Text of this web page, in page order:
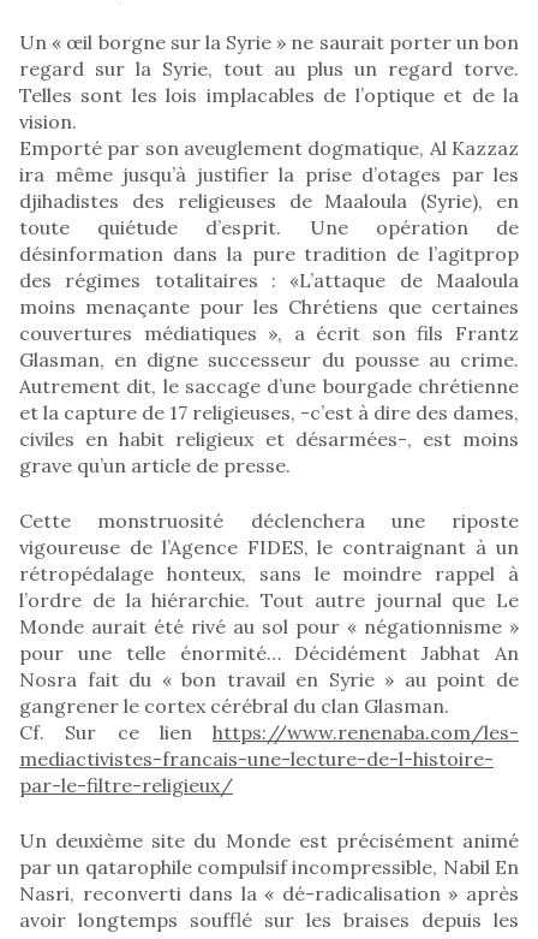
Un « œil borgne sur la Syrie » ne saurait porter un bon
regard sur la Syrie, tout au plus un regard torve.
Telles sont les lois implacables de l’optique et de la
vision.
Emporté par son aveuglement dogmatique, Al Kazzaz
ira même jusqu’à justifier la prise d’otages par les
djihadistes des religieuses de Maaloula (Syrie), en
toute quiétude d’esprit. Une opération de
désinformation dans la pure tradition de l’agitprop
des régimes totalitaires : «L’attaque de Maaloula
moins menaçante pour les Chrétiens que certaines
couvertures médiatiques », a écrit son fils Frantz
Glasman, en digne successeur du pousse au crime.
Autrement dit, le saccage d’une bourgade chrétienne
et la capture de 17 religieuses, -c’est à dire des dames,
civiles en habit religieux et désarmées-, est moins
grave qu’un article de presse.
Cette monstruosité déclenchera une riposte
vigoureuse de l’Agence FIDES, le contraignant à un
rétropédalage honteux, sans le moindre rappel à
l’ordre de la hiérarchie. Tout autre journal que Le
Monde aurait été rivé au sol pour « négationnisme »
pour une telle énormité… Décidément Jabhat An
Nosra fait du « bon travail en Syrie » au point de
gangrener le cortex cérébral du clan Glasman.
Cf. Sur ce lien https://www.renenaba.com/les-
mediactivistes-francais-une-lecture-de-l-histoire-
par-le-filtre-religieux/
Un deuxième site du Monde est précisément animé
par un qatarophile compulsif incompressible, Nabil En
Nasri, reconverti dans la « dé-radicalisation » après
avoir longtemps soufflé sur les braises depuis les